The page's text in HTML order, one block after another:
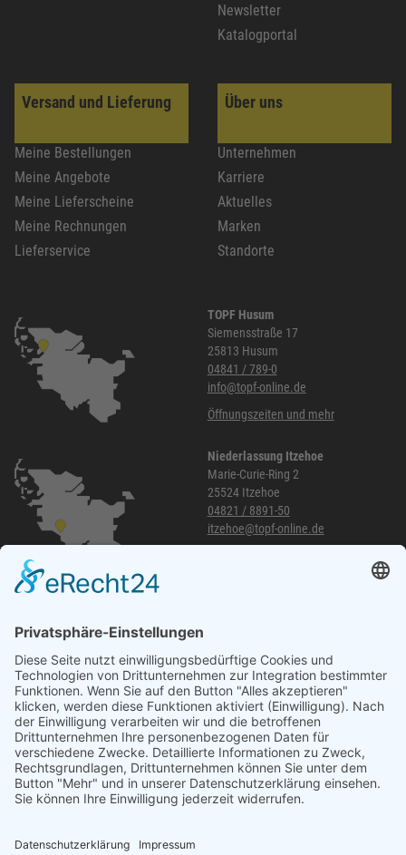
Newsletter
Katalogportal
Versand und Lieferung
Meine Bestellungen
Meine Angebote
Meine Lieferscheine
Meine Rechnungen
Lieferservice
Über uns
Unternehmen
Karriere
Aktuelles
Marken
Standorte
TOPF Husum
Siemensstraße 17
25813 Husum
04841 / 789-0
info@topf-online.de
Öffnungszeiten und mehr
Niederlassung Itzehoe
Marie-Curie-Ring 2
25524 Itzehoe
04821 / 8891-50
itzehoe@topf-online.de
040 / 21 04 04 04-04
glinde@topf-online.de
Öffnungszeiten und mehr